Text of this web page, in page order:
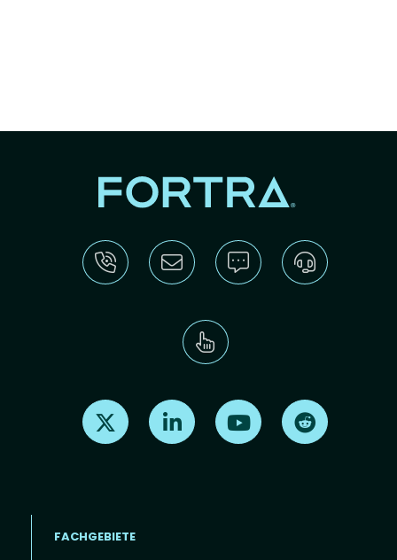
Find us on X Find us on LinkedInFind us on Youtube
FACHGEBIETE